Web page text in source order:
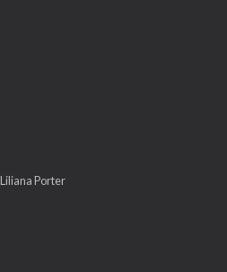
Porter